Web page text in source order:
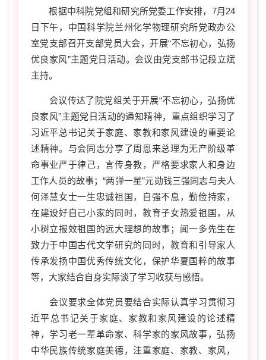
根据中科院党组和研究所党委工作安排， 7月 24
日下午，中国科学院兰州化学物理研究所党政办公
室党支部召开支部党员大会，开展“不忘初心，弘扬
优良家风”主题党日活动。会议由党支部书记段立斌
主持。
会议传达了院党组关于开展“不忘初心，弘扬优
良家风”主题党日活动的通知精神，重点组织学习了
习近平总书记关于家庭、家教和家风建设的重要论
述精神。与会同志分享了周恩来总理为无产阶级革
命事业严于律己，言传身教，严格要求家人和身边
工作人员的故事；“两弹一星”元勋钱三强同志与夫人
何泽慧女士一生忠诚祖国，自强不息，勤俭持家，
在建设好自己小家的同时，教育子女热爱祖国，从
小树立报效祖国的远大理想的故事；闻一多先生在
致力于中国古代文学研究的同时，教育和引导家人
传承发扬中国优秀传统文化，保护华夏国粹的故事
等，大家结合自身实际谈了学习收获与感悟。
会议要求全体党员要结合实际认真学习贯彻习
近平总书记关于家庭、家教和家风建设的论述精
神，学习老一辈革命家、科学家的家风故事，弘扬
中华民族传统家庭美德，注重家庭、家教、家风，